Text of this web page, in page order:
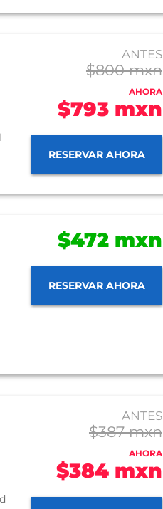
ANTES
$800 mxn
AHORA
$793 mxn
RESERVAR AHORA
$472 mxn
RESERVAR AHORA
ANTES
$387 mxn
AHORA
$384 mxn